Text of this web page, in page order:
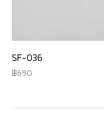
SF-036
690